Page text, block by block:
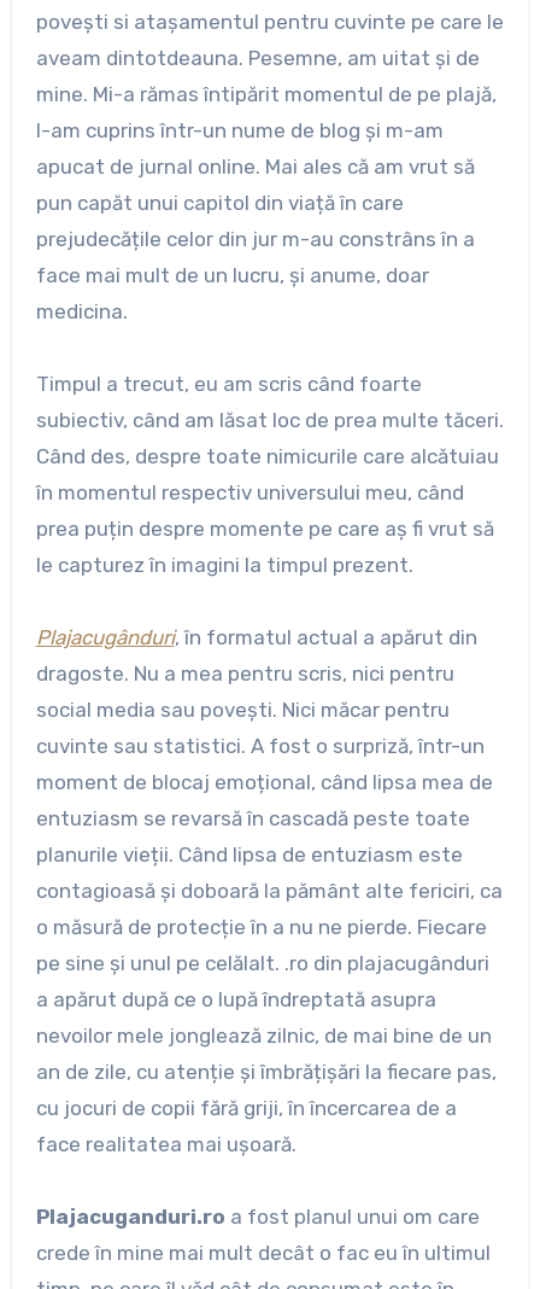
povești si atașamentul pentru cuvinte pe care le
aveam dintotdeauna. Pesemne, am uitat și de
mine. Mi-a rămas întipărit momentul de pe plajă,
l-am cuprins într-un nume de blog și m-am
apucat de jurnal online. Mai ales că am vrut să
pun capăt unui capitol din viață în care
prejudecățile celor din jur m-au constrâns în a
face mai mult de un lucru, și anume, doar
medicina.
Timpul a trecut, eu am scris când foarte
subiectiv, când am lăsat loc de prea multe tăceri.
Când des, despre toate nimicurile care alcătuiau
în momentul respectiv universului meu, când
prea puțin despre momente pe care aș fi vrut să
le capturez în imagini la timpul prezent.
Plajacugânduri, în formatul actual a apărut din
dragoste. Nu a mea pentru scris, nici pentru
social media sau povești. Nici măcar pentru
cuvinte sau statistici. A fost o surpriză, într-un
moment de blocaj emoțional, când lipsa mea de
entuziasm se revarsă în cascadă peste toate
planurile vieții. Când lipsa de entuziasm este
contagioasă și doboară la pământ alte fericiri, ca
o măsură de protecție în a nu ne pierde. Fiecare
pe sine și unul pe celălalt. .ro din plajacugânduri
a apărut după ce o lupă îndreptată asupra
nevoilor mele jonglează zilnic, de mai bine de un
an de zile, cu atenție și îmbrățișări la fiecare pas,
cu jocuri de copii fără griji, în încercarea de a
face realitatea mai ușoară.
Plajacuganduri.ro a fost planul unui om care
crede în mine mai mult decât o fac eu în ultimul